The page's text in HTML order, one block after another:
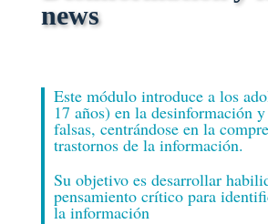
news
Este módulo introduce a los
17 años) en la desinformación
falsas, centrándose en la
trastornos de la información.
Su objetivo es desarrollar
pensamiento crítico para
la información